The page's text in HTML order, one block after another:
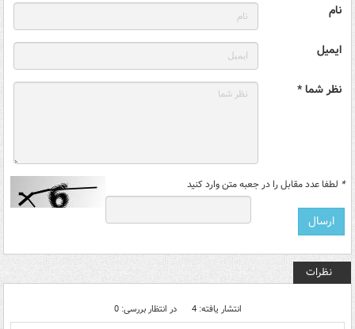
نام
ایمیل
نظر شما *
* لطفا عدد مقابل را در جعبه متن وارد کنید
نظرات
انتشار یافته: 4 در انتظار بررسی: 0